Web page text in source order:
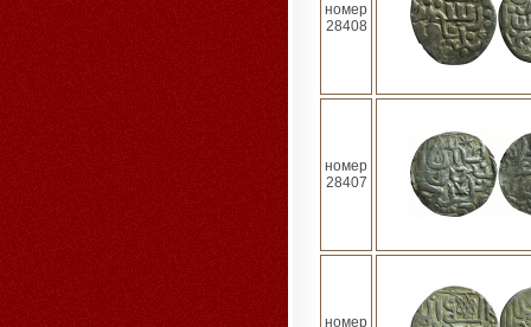
номер
28408
номер
28407
номер